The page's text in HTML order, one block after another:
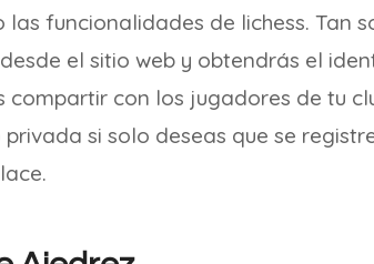
funcionalidades de lichess. Tan
el sitio web y obtendrás el
con los jugadores de tu
si solo deseas que se